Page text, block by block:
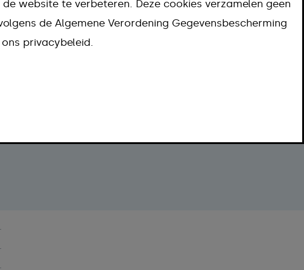
Termijn
Meer informatie
website te verbeteren. Deze cookies verzamelen geen
de Algemene Verordening Gegevensbescherming
privacybeleid.